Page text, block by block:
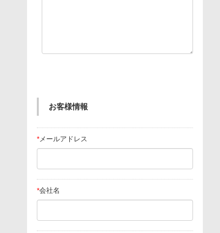
お客様情報
* メールアドレス
*会社名